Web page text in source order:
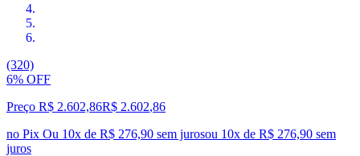
(320)
6% OFF
Preço R$ 2.602,86R$ 2.602,86
no Pix Ou 10x de R$ 276,90 sem jurosou 10x de R$ 276,90 sem
juros